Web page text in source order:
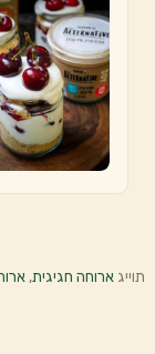
תוייגארוחה חגיגית,